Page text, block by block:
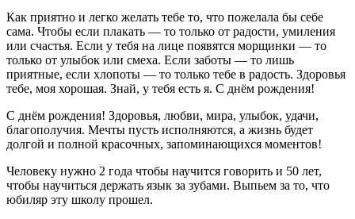
Как приятно и легко желать тебе то, что пожелала бы себе
сама. Чтобы если плакать — то только от радости, умиления
или счастья. Если у тебя на лице появятся морщинки — то
только от улыбок или смеха. Если заботы — то лишь
приятные, если хлопоты — то только тебе в радость. Здоровья
тебе, моя хорошая. Знай, у тебя есть я. С днём рождения!
С днём рождения! Здоровья, любви, мира, улыбок, удачи,
благополучия. Мечты пусть исполняются, а жизнь будет
долгой и полной красочных, запоминающихся моментов!
Человеку нужно 2 года чтобы научится говорить и 50 лет,
чтобы научиться держать язык за зубами. Выпьем за то, что
юбиляр эту школу прошел.